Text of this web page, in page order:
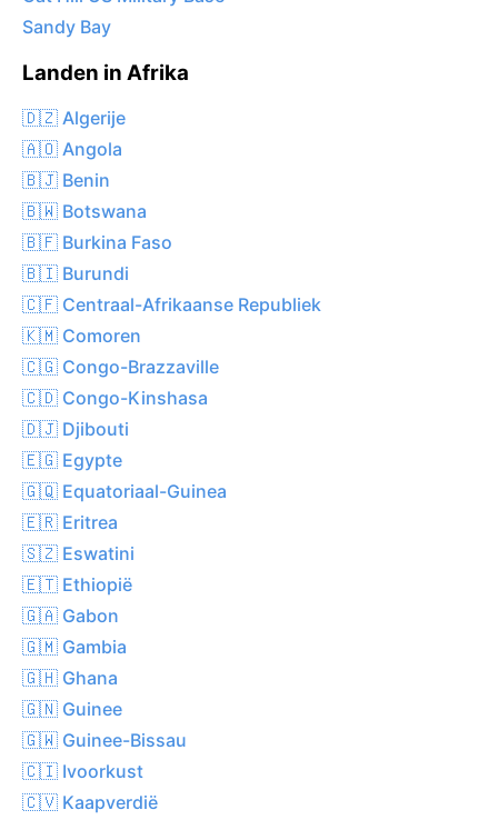
Sandy Bay
Landen in Afrika
🇩🇿 Algerije
🇦🇴 Angola
🇧🇯 Benin
🇧🇼 Botswana
🇧🇫 Burkina Faso
🇧🇮 Burundi
🇨🇫 Centraal-Afrikaanse Republiek
🇰🇲 Comoren
🇨🇬 Congo-Brazzaville
🇨🇩 Congo-Kinshasa
🇩🇯 Djibouti
🇪🇬 Egypte
🇬🇶 Equatoriaal-Guinea
🇪🇷 Eritrea
🇸🇿 Eswatini
🇪🇹 Ethiopië
🇬🇦 Gabon
🇬🇲 Gambia
🇬🇭 Ghana
🇬🇳 Guinee
🇬🇼 Guinee-Bissau
🇨🇮 Ivoorkust
🇨🇻 Kaapverdië